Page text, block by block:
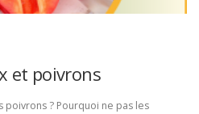
et poivrons
? Pourquoi ne pas les